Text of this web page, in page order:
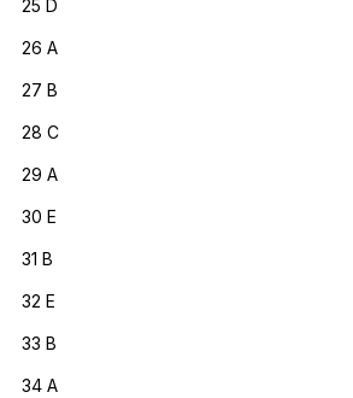
25 D
26 A
27 B
28 C
29 A
30 E
31 B
32 E
33 B
34 A